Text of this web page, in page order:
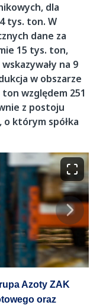
dla
tys. ton. W
dane za
15 tys. ton,
na 9
w obszarze
względem 251
z postoju
o którym spółka
Azoty ZAK
oraz